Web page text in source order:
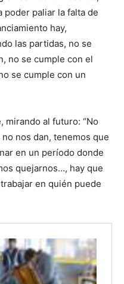
poder paliar la falta de
hay,
las partidas, no se
no se cumple con el
se cumple con un
mirando al futuro: “No
nos dan, tenemos que
en un período donde
quejarnos…, hay que
en quién puede